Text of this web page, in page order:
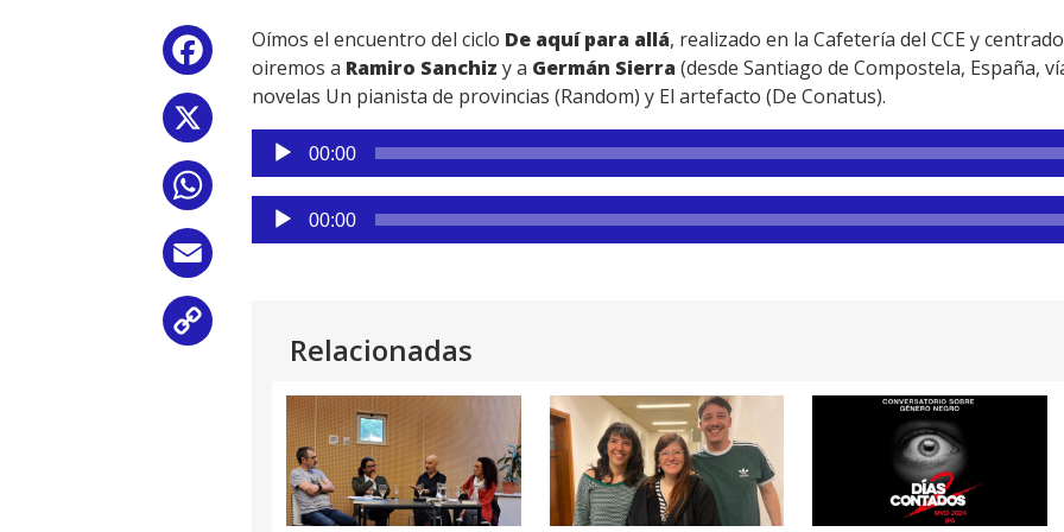
Facebook
WhatsApp
Oímos el encuentro del ciclo De aquí para allá, realizado en la Cafetería del CCE y
oiremos a Ramiro Sanchiz y a Germán Sierra (desde Santiago de Compostela, España,
novelas Un pianista de provincias (Random) y El artefacto (De Conatus).
Reproductor
de
audio
00:00
Reproductor
de
00:00
Relacionadas